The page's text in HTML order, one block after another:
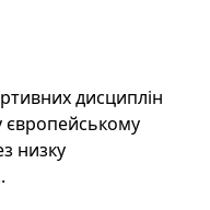
дисциплін
європейському
низку